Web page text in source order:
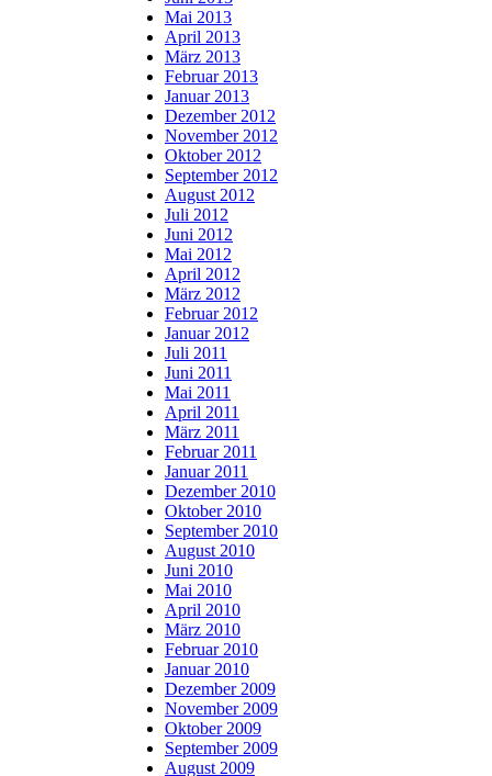
Mai 2013
April 2013
März 2013
Februar 2013
Januar 2013
Dezember 2012
November 2012
Oktober 2012
September 2012
August 2012
Juli 2012
Juni 2012
Mai 2012
April 2012
März 2012
Februar 2012
Januar 2012
Juli 2011
Juni 2011
Mai 2011
April 2011
März 2011
Februar 2011
Januar 2011
Dezember 2010
Oktober 2010
September 2010
August 2010
Juni 2010
Mai 2010
April 2010
März 2010
Februar 2010
Januar 2010
Dezember 2009
November 2009
Oktober 2009
September 2009
August 2009